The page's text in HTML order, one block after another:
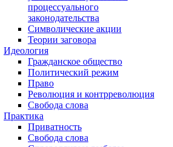
процессуального
законодательства
Символические акции
Теории заговора
Идеология
Гражданское общество
Политический режим
Право
Революция и контрреволюция
Свобода слова
Практика
Приватность
Свобода слова